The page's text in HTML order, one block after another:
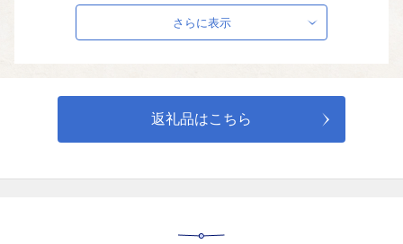
産業または観光の振興に関する事業
桜井市は、日本の歴史文化発祥の地であり約1300年前に生まれた
の神社「大神神社」をはじめ、真言宗豊山派総本山である花の御
社」、「安倍文殊院」、「聖林寺」、最古の古道「山の辺の道」
など数多くの観光資源があります。これらの歴史・伝統・文化を
守り、発展させるための事業・取組みなどに活用させていただき
さらに表示
返礼品はこちら